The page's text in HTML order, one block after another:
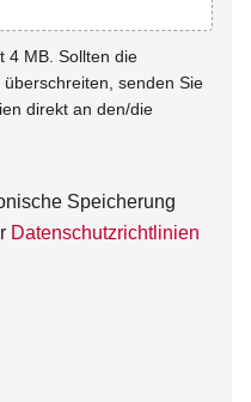
4 MB. Sollten die
senden Sie
direkt an den/die
Speicherung
Datenschutzrichtlinien